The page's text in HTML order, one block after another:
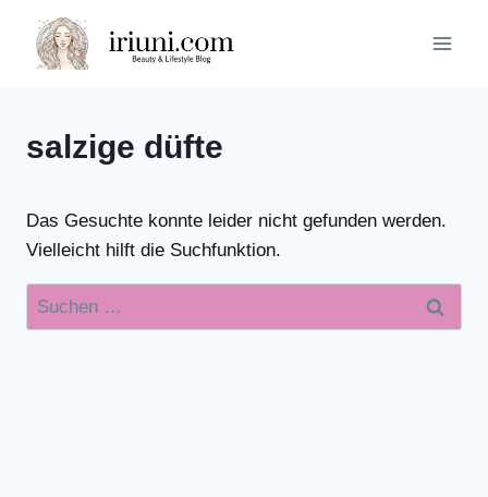
Inhalt
springen
salzige düfte
Das Gesuchte konnte leider nicht gefunden werden.
Vielleicht hilft die Suchfunktion.
Suchen
nach: